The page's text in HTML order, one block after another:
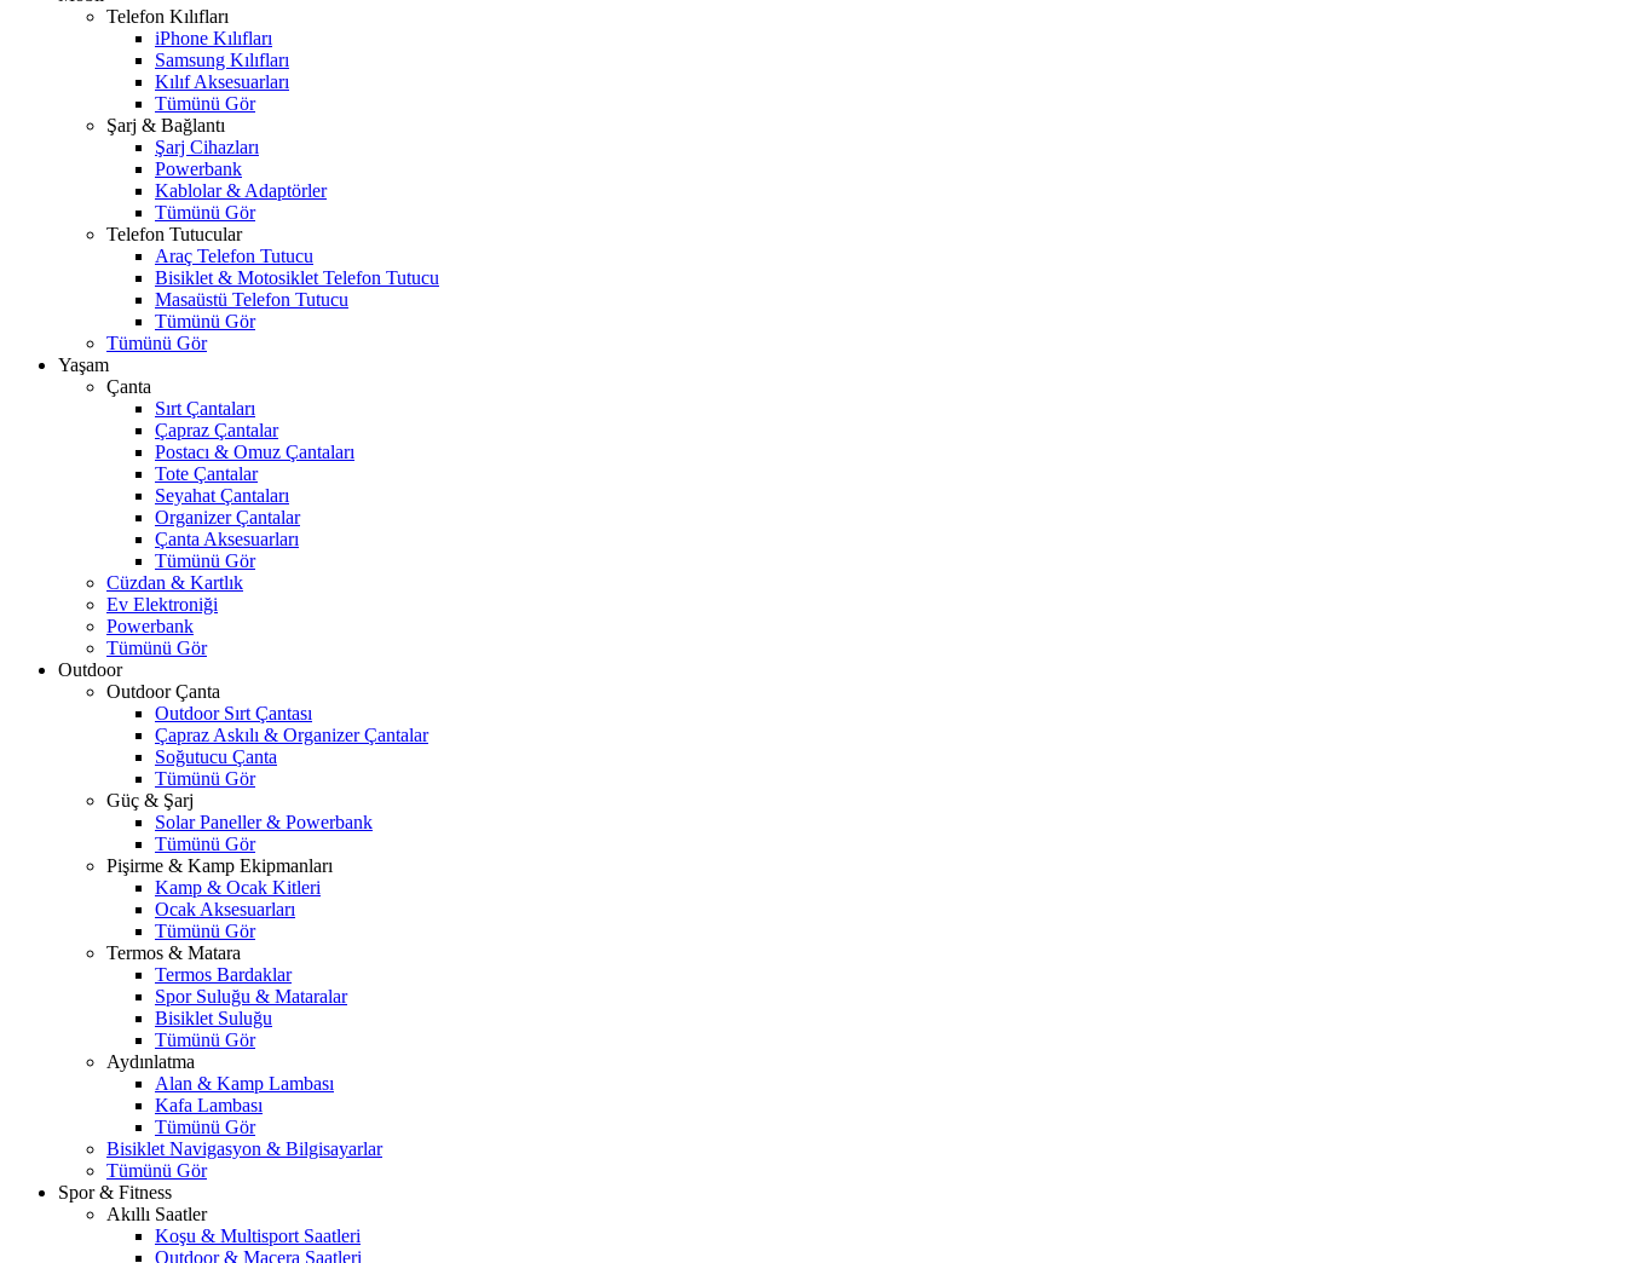
Telefon Kılıfları
iPhone Kılıfları
Samsung Kılıfları
Kılıf Aksesuarları
Tümünü Gör
Şarj & Bağlantı
Şarj Cihazları
Powerbank
Kablolar & Adaptörler
Tümünü Gör
Telefon Tutucular
Araç Telefon Tutucu
Bisiklet & Motosiklet Telefon Tutucu
Masaüstü Telefon Tutucu
Tümünü Gör
Tümünü Gör
Yaşam
Çanta
Sırt Çantaları
Çapraz Çantalar
Postacı & Omuz Çantaları
Tote Çantalar
Seyahat Çantaları
Organizer Çantalar
Çanta Aksesuarları
Tümünü Gör
Cüzdan & Kartlık
Ev Elektroniği
Powerbank
Tümünü Gör
Outdoor
Outdoor Çanta
Outdoor Sırt Çantası
Çapraz Askılı & Organizer Çantalar
Soğutucu Çanta
Tümünü Gör
Güç & Şarj
Solar Paneller & Powerbank
Tümünü Gör
Pişirme & Kamp Ekipmanları
Kamp & Ocak Kitleri
Ocak Aksesuarları
Tümünü Gör
Termos & Matara
Termos Bardaklar
Spor Suluğu & Mataralar
Bisiklet Suluğu
Tümünü Gör
Aydınlatma
Alan & Kamp Lambası
Kafa Lambası
Tümünü Gör
Bisiklet Navigasyon & Bilgisayarlar
Tümünü Gör
Spor & Fitness
Akıllı Saatler
Koşu & Multisport Saatleri
Outdoor & Macera Saatleri